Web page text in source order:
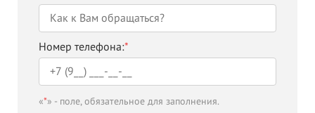
Номер телефона:*
«*» - поле, обязательное для заполнения.